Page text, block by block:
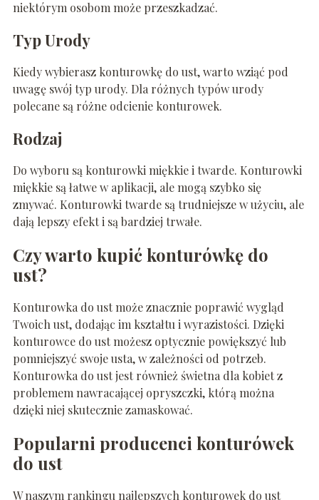
niektórym osobom może przeszkadzać.
Typ Urody
Kiedy wybierasz konturowkę do ust, warto wziąć pod
uwagę swój typ urody. Dla różnych typów urody
polecane są różne odcienie konturowek.
Rodzaj
Do wyboru są konturowki miękkie i twarde. Konturowki
miękkie są łatwe w aplikacji, ale mogą szybko się
zmywać. Konturowki twarde są trudniejsze w użyciu, ale
dają lepszy efekt i są bardziej trwałe.
Czy warto kupić konturówkę do
ust?
Konturowka do ust może znacznie poprawić wygląd
Twoich ust, dodając im kształtu i wyrazistości. Dzięki
konturowce do ust możesz optycznie powiększyć lub
pomniejszyć swoje usta, w zależności od potrzeb.
Konturowka do ust jest również świetna dla kobiet z
problemem nawracającej opryszczki, którą można
dzięki niej skutecznie zamaskować.
Popularni producenci konturówek
do ust
W naszym rankingu najlepszych konturowek do ust